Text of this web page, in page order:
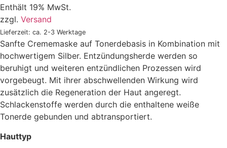
Enthält 19% MwSt.
zzgl. Versand
Lieferzeit: ca. 2-3 Werktage
Sanfte Crememaske auf Tonerdebasis in Kombination mit
hochwertigem Silber. Entzündungsherde werden so
beruhigt und weiteren entzündlichen Prozessen wird
vorgebeugt. Mit ihrer abschwellenden Wirkung wird
zusätzlich die Regeneration der Haut angeregt.
Schlackenstoffe werden durch die enthaltene weiße
Tonerde gebunden und abtransportiert.
Hauttyp